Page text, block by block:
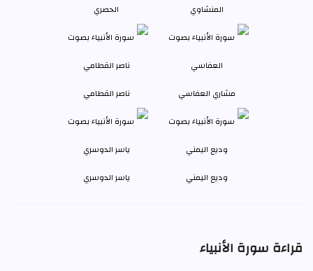
المنشاوي الحصري
مشاري العفاسي ناصر القطامي
وديع اليمني ياسر الدوسري
قراءة سورة الأنبياء